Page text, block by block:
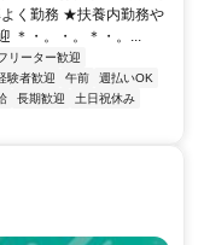
く勤務 ★扶養内勤務や
＊・。・。＊・。...
リーター歓迎
験者歓迎 午前
週払いOK
長期歓迎
土日祝休み